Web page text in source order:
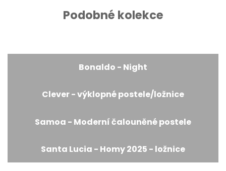
Podobné kolekce
Bonaldo - Night
Clever - výklopné postele/ložnice
Samoa - Moderní čalouněné postele
Santa Lucia - Homy 2025 - ložnice